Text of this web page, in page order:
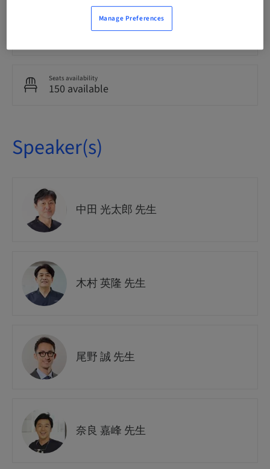
Seats availability
150 available
Speaker(s)
中田 光太郎 先生
木村 英隆 先生
尾野 誠 先生
奈良 嘉峰 先生
Manage Preferences